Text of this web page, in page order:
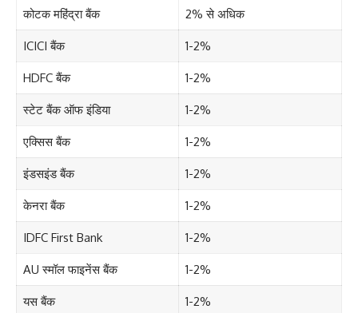
कोटक महिंद्रा बैंक 2% से अधिक
ICICI बैंक 1-2%
HDFC बैंक 1-2%
स्टेट बैंक ऑफ इंडिया 1-2%
एक्सिस बैंक 1-2%
इंडसइंड बैंक 1-2%
केनरा बैंक 1-2%
IDFC First Bank 1-2%
AU स्मॉल फाइनेंस बैंक 1-2%
यस बैंक 1-2%